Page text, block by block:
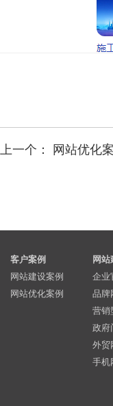
上一个： 网站优化
客户案例
网站建设案例
网站优化案例
网站
企业
品牌
营销
政府
外贸
手机